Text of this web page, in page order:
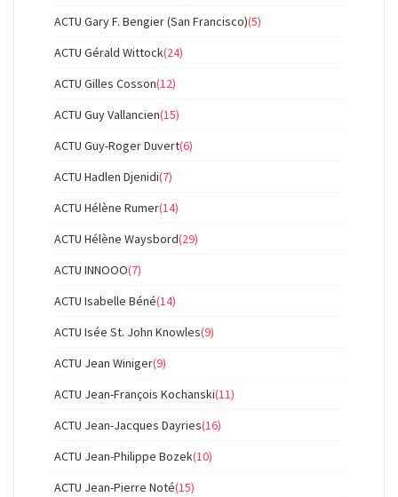
ACTU Gary F. Bengier (San Francisco)(5)
ACTU Gérald Wittock(24)
ACTU Gilles Cosson(12)
ACTU Guy Vallancien(15)
ACTU Guy-Roger Duvert(6)
ACTU Hadlen Djenidi(7)
ACTU Hélène Rumer(14)
ACTU Hélène Waysbord(29)
ACTU INNOOO(7)
ACTU Isabelle Béné(14)
ACTU Isée St. John Knowles(9)
ACTU Jean Winiger(9)
ACTU Jean-François Kochanski(11)
ACTU Jean-Jacques Dayries(16)
ACTU Jean-Philippe Bozek(10)
ACTU Jean-Pierre Noté(15)